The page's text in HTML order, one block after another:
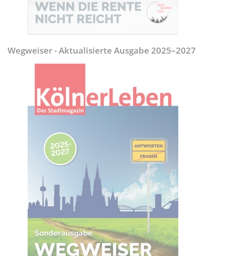
Wegweiser - Aktualisierte Ausgabe 2025–2027